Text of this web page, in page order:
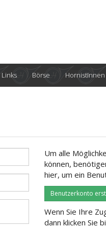
Links Börse HornistInnen
Um alle
können,
hier, um ein
Benutzerkonto
Wenn Sie Ihre
dann klicken Sie